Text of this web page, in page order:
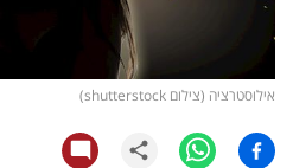
עסקית
קריפטו
ויראלי
אילוסטרציה (צילום shutterstock)